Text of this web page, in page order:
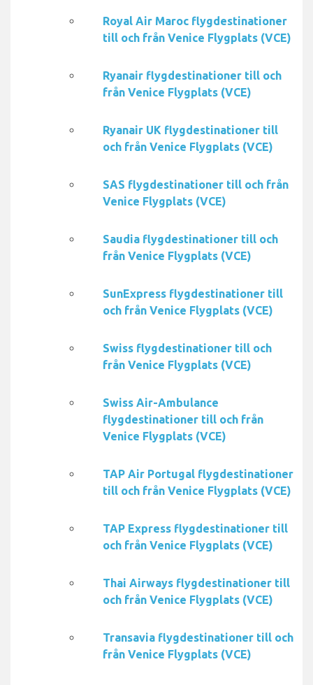
Royal Air Maroc flygdestinationer
till och från Venice Flygplats (VCE)
Ryanair flygdestinationer till och
från Venice Flygplats (VCE)
Ryanair UK flygdestinationer till
och från Venice Flygplats (VCE)
SAS flygdestinationer till och från
Venice Flygplats (VCE)
Saudia flygdestinationer till och
från Venice Flygplats (VCE)
SunExpress flygdestinationer till
och från Venice Flygplats (VCE)
Swiss flygdestinationer till och
från Venice Flygplats (VCE)
Swiss Air-Ambulance
flygdestinationer till och från
Venice Flygplats (VCE)
TAP Air Portugal flygdestinationer
till och från Venice Flygplats (VCE)
TAP Express flygdestinationer till
och från Venice Flygplats (VCE)
Thai Airways flygdestinationer till
och från Venice Flygplats (VCE)
Transavia flygdestinationer till och
från Venice Flygplats (VCE)